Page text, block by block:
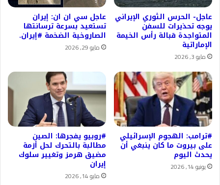
عاجل- الحرس الثوري الإيراني
يوجه تحذيرات للسفن
المتواجدة قبالة رأس الخيمة
الإماراتية
مايو 3, 2026
عاجل سي ان ان: إيران
تستعيد بسرعة ترسانتها
الصاروخية الضخمة #إيران.
مايو 29, 2026
#ترامب: الهجوم الإسرائيلي
على بيروت ما كان ينبغي أن
يحدث اليوم
يونيو 14, 2026
#روبيو يفجرها: الصين
مطالبة بالتحرك لحل أزمة
مضيق هرمز وتغيير سلوك
إيران
مايو 14, 2026